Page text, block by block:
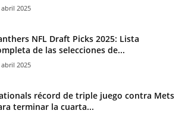
abril 2025
NFL Draft Picks 2025: Lista
de las selecciones de...
abril 2025
récord de triple juego contra Mets
terminar la cuarta...